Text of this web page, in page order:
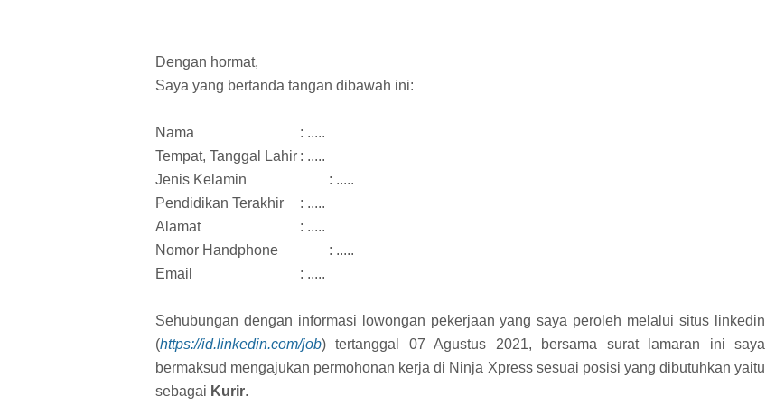
Dengan hormat,
Saya yang bertanda tangan dibawah ini:
Nama
: .....
Tempat, Tanggal Lahir : .....
Jenis Kelamin
: .....
Pendidikan Terakhir
: .....
Alamat
: .....
Nomor Handphone
: .....
Email
: .....
Sehubungan dengan informasi lowongan pekerjaan yang saya peroleh melalui situs linkedin
(https://id.linkedin.com/job) tertanggal 07 Agustus 2021, bersama surat lamaran ini saya
bermaksud mengajukan permohonan kerja di Ninja Xpress sesuai posisi yang dibutuhkan yaitu
sebagai Kurir.